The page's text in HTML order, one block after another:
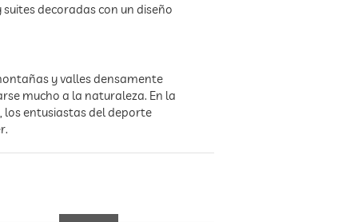
decoradas con un diseño
y valles densamente
mucho a la naturaleza. En la
los entusiastas del deporte